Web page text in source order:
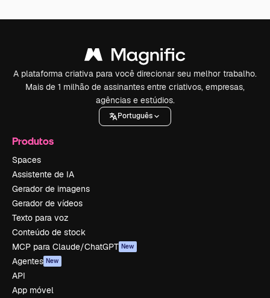
A plataforma criativa para você direcionar seu melhor trabalho.
Mais de 1 milhão de assinantes entre criativos, empresas,
agências e estúdios.
Português
Produtos
Spaces
Assistente de IA
Gerador de imagens
Gerador de vídeos
Texto para voz
Conteúdo de stock
MCP para Claude/ChatGPT New
Agentes New
API
App móvel